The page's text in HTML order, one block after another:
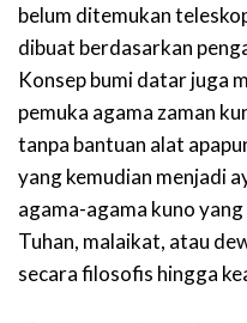
belum ditemukan
dibuat berdasarkan
Konsep bumi datar juga
pemuka agama zaman
tanpa bantuan alat
yang kemudian menjadi
agama-agama kuno
Tuhan, malaikat, atau
secara filosofis hingga